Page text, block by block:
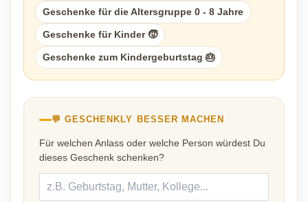
Geschenke für die Altersgruppe 0 - 8 Jahre
Geschenke für Kinder 🧒
Geschenke zum Kindergeburtstag 🎂
💬 GESCHENKLY BESSER MACHEN
Für welchen Anlass oder welche Person würdest Du
dieses Geschenk schenken?